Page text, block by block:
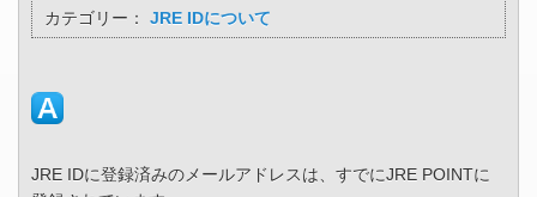
カテゴリー： JRE IDについて
JRE IDに登録済みのメールアドレスは、すでにJRE POINTに